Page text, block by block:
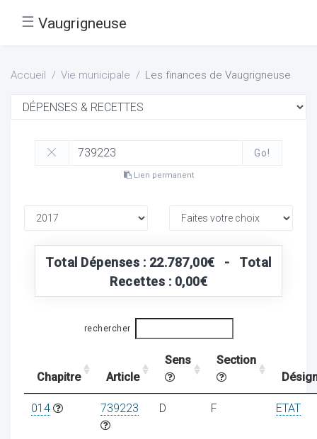
☰ Vaugrigneuse
Accueil Vie municipale Les finances de Vaugrigneuse
Go!
Lien permanent
Total Dépenses : 22.787,00€ - Total
Recettes : 0,00€
rechercher
Chapitre Article
Sens
Section
014 739223 D F ETAT